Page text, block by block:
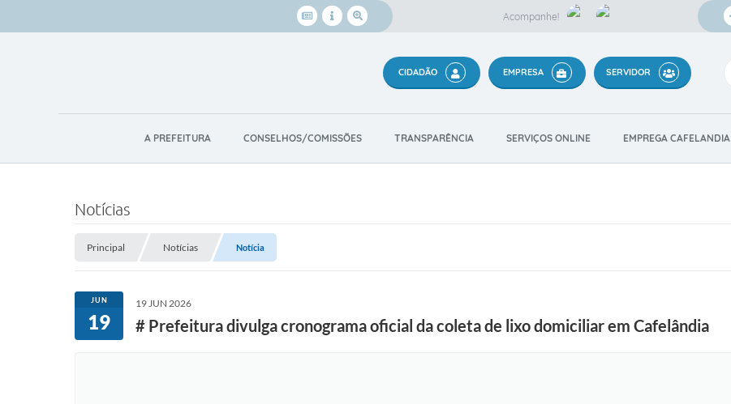
Acompanhe!
CIDADÃO EMPRESA SERVIDOR
A PREFEITURA CONSELHOS/COMISSÕES TRANSPARÊNCIA SERVIÇOS ONLINE EMPREGA CAFELANDIA
Notícias
Principal Notícias Notícia
JUN
19
19 JUN 2026
# Prefeitura divulga cronograma oficial da coleta de lixo domiciliar em Cafelândia